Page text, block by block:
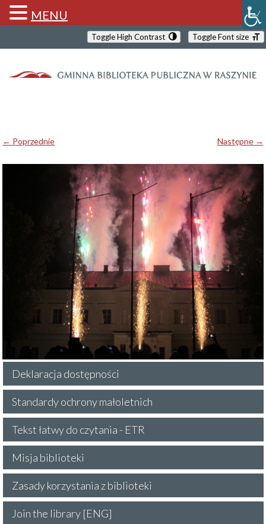
Toggle High Contrast Toggle Font size
← Poprzednie Następne →
Deklaracja dostępności
Standardy ochrony małoletnich
Tekst łatwy do czytania - ETR
Misja biblioteki
Zasady korzystania z biblioteki
Join the library [ENG]
MENU